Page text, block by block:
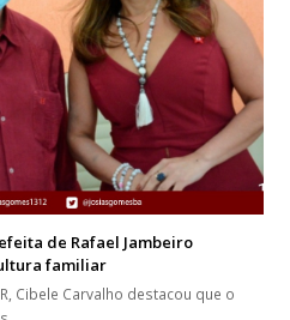
de Rafael Jambeiro
familiar
Cibele Carvalho destacou que o